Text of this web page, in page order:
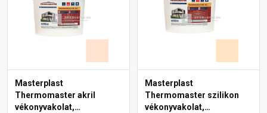
Masterplast
Thermomaster akril
vékonyvakolat,
Masterplast
Thermomaster szilikon
vékonyvakolat,